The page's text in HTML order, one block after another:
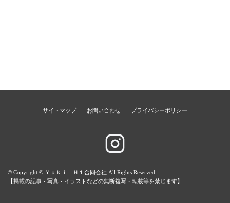
サイトマップ お問い合わせ プライバシーポリシー
© Copyright © Ｙｕｋｉ Ｈ１合同会社 All Rights Reserved.
【掲載の記事・写真・イラストなどの無断複写・転載等を禁じます】